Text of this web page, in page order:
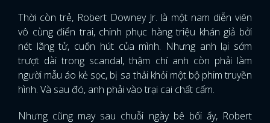
Thời còn trẻ, Robert Downey Jr. là một nam diễn viên
vô cùng điển trai, chinh phục hàng triệu khán giả bởi
nét lãng tử, cuốn hút của mình. Nhưng anh lại sớm
trượt dài trong scandal, thậm chí anh còn phải làm
người mẫu áo kẻ sọc, bị sa thải khỏi một bộ phim truyền
hình. Và sau đó, anh phải vào trại cai chất cấm.
Nhưng cũng may sau chuỗi ngày bê bối ấy, Robert